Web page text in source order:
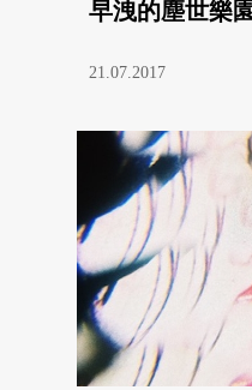
早洩的塵世樂
21.07.2017